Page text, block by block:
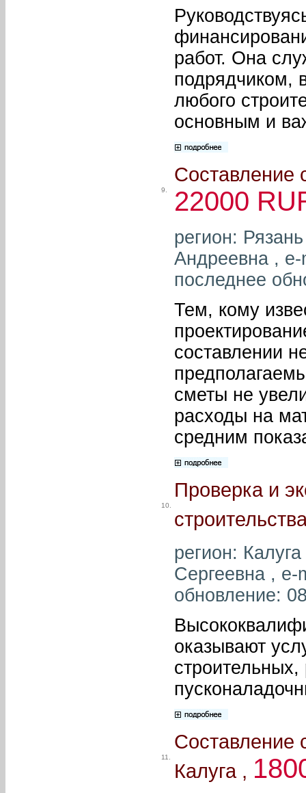
работ. Она
подрядчиком,
любого
основным и
9.
Составление
22000
регион:
Андреевна ,
последнее
Тем, кому
составлении
сметы не
расходы на
средним
10.
Проверка и
регион:
Сергеевна ,
обновление:
оказывают
11.
Составление
Калуга ,